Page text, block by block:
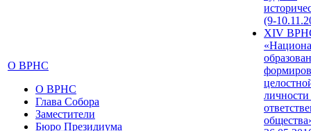
О ВРНС
О ВРНС
Глава Собора
Заместители
Бюро Президиума
(9-
XIV